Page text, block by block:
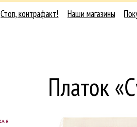
Стоп, контрафакт! Наши магазины
Платок